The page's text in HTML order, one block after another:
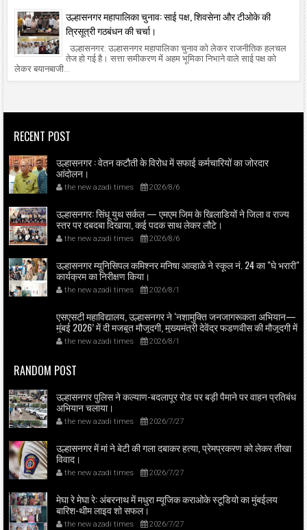
उल्हासनगर महापालिका चुनाव: साई पक्ष, शिवसेना और टीओके की
त्रिसूत्री गठबंधन की चर्चा।
उल्हासनगर: उल्हासनगर महापालिका चुनाव को लेकर राजनीतिक हलचल
तेज हो गई है। सत्ता समीकरण में अहम भूमिका निभाने वाले साई पक्ष को
लेकर बयानबाजी...
RECENT POST
उल्हासनगर : वेतन कटौती के विरोध में सफाई कर्मचारियों का जोरदार
आंदोलन।
the new azadi times 2026/8/6
उल्हासनगर: सिंधू युथ सर्कल — एमएम जिम के खिलाडियों ने जिला व राज्य
स्तर पर दबदबा दिखाया, कई पदक साथ लेकर लौटे।
the new azadi times 2026/8/6
उल्हासनगर म्यूनिसिपल कमिश्नर मनिषा आव्हाळे ने स्कूल नं. 24 का "घे भरारी"
कार्यक्रम का निरीक्षण किया।
the new azadi times 2026/8/1
एसएसटी महाविद्यालय, उल्हासनगर ने ‘नशामुक्ति जनजागरूकता अभियान—
मुंबई 2026’ में दी मजबूत मौजूदगी, मुख्यमंत्री देवेंद्र फडणवीस की मौजूदगी में
मुंबई के एनएससीआई डोम में आयोजित शपथ ग्रहण समारोह का लाइव
प्रसारण उल्हासनगर में भी दिखाया गया; छात्रों ने प्रत्यक्ष व ऑनलाइन
the new azadi times 2026/8/1
RANDOM POST
उल्हासनगर पुलिस ने कल्याण-बदलापूर रोड पर बड़ी पैमाने पर वाहन प्रतिबंध
अभियान चलाया।
the new azadi times 2026/7/27
उल्हासनगर में मां ने बेटी की गला दबाकर हत्या, प्रेमप्रकरण को लेकर तीखा
विवाद।
the new azadi times 2026/7/27
मेघा रे मेघा रे: अंबरनाथ में मधुरा म्यूजिक कराओके स्टूडियो का मुंबईलय
बारिश-थीम लाइव शो सफल।
the new azadi times 2026/7/27